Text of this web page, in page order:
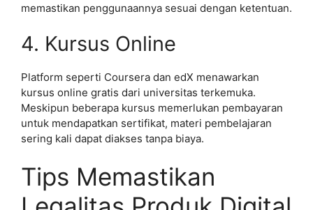
memastikan penggunaannya sesuai dengan ketentuan.
4. Kursus Online
Platform seperti Coursera dan edX menawarkan
kursus online gratis dari universitas terkemuka.
Meskipun beberapa kursus memerlukan pembayaran
untuk mendapatkan sertifikat, materi pembelajaran
sering kali dapat diakses tanpa biaya.
Tips Memastikan